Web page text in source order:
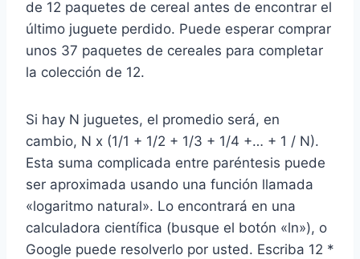
de 12 paquetes de cereal antes de encontrar el
último juguete perdido. Puede esperar comprar
unos 37 paquetes de cereales para completar
la colección de 12.
Si hay N juguetes, el promedio será, en
cambio, N x (1/1 + 1/2 + 1/3 + 1/4 +… + 1 / N).
Esta suma complicada entre paréntesis puede
ser aproximada usando una función llamada
«logaritmo natural». Lo encontrará en una
calculadora científica (busque el botón «ln»), o
Google puede resolverlo por usted. Escriba 12 *